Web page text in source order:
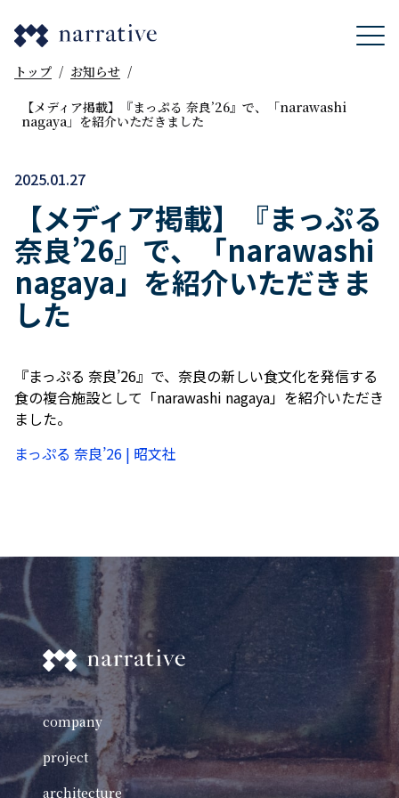
トップ / お知らせ /
【メディア掲載】『まっぷる 奈良’26』で、「narawashi
nagaya」を紹介いただきました
2025.01.27
【メディア掲載】『まっぷる
奈良’26』で、「narawashi
nagaya」を紹介いただきま
した
『まっぷる 奈良’26』で、奈良の新しい食文化を発信する
食の複合施設として「narawashi nagaya」を紹介いただき
ました。
まっぷる 奈良’26 | 昭文社
company
project
architecture